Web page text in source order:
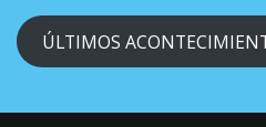
ÚLTIMOS